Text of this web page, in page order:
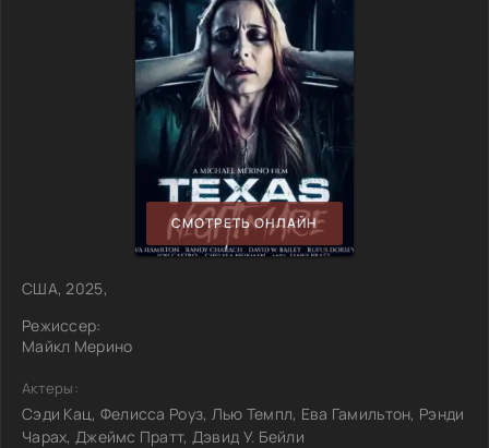
СМОТРЕТЬ ОНЛАЙН
США, 2025,
Режиссер:
Майкл Мерино
Актеры:
Сэди Кац, Фелисса Роуз, Лью Темпл, Ева Гамильтон, Рэнди
Чарах, Джеймс Пратт, Дэвид У. Бейли